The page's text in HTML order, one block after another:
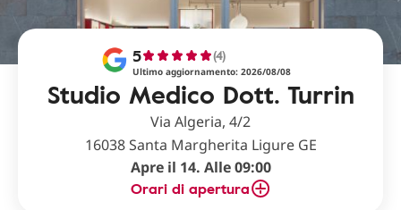
Studio Medico Dott. Turrin
5 (4)
Ultimo aggiornamento: 2026/08/08
Via Algeria, 4/2
16038 Santa Margherita Ligure GE
Apre il 14. Alle 09:00
Orari di apertura